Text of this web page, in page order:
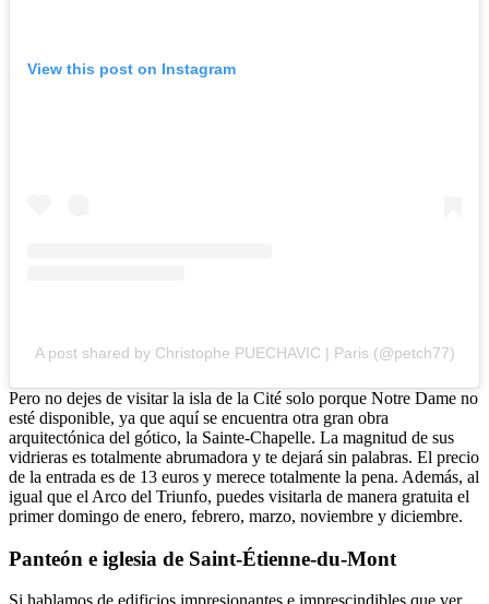
View this post on Instagram
A post shared by Christophe PUECHAVIC | Paris (@petch77)
Pero no dejes de visitar la isla de la Cité solo porque Notre Dame no
esté disponible, ya que aquí se encuentra otra gran obra
arquitectónica del gótico, la Sainte-Chapelle. La magnitud de sus
vidrieras es totalmente abrumadora y te dejará sin palabras. El precio
de la entrada es de 13 euros y merece totalmente la pena. Además, al
igual que el Arco del Triunfo, puedes visitarla de manera gratuita el
primer domingo de enero, febrero, marzo, noviembre y diciembre.
Panteón e iglesia de Saint-Étienne-du-Mont